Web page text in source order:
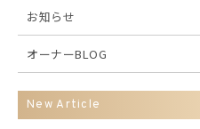
お知らせ
オーナーBLOG
New Article